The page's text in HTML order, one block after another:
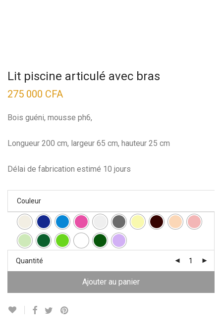
Lit piscine articulé avec bras
275 000 CFA
Bois guéni, mousse ph6,
Longueur 200 cm, largeur 65 cm, hauteur 25 cm
Délai de fabrication estimé 10 jours
Couleur
Quantité
Ajouter au panier